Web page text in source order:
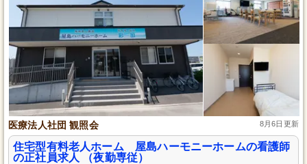
医療法人社団 観照会 8月6日更新
住宅型有料老人ホーム 屋島ハーモニーホームの看護師
の正社員求人 （夜勤専従）